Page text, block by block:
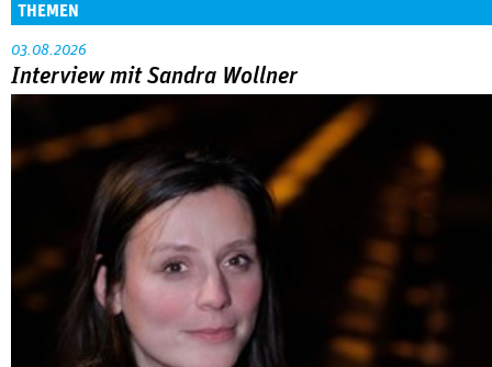
THEMEN
03.08.2026
Interview mit Sandra Wollner